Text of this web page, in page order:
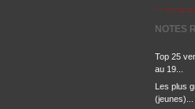
NOTES
Top 25
au 19...
Les plus
(jeunes)...